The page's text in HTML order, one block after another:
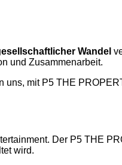
Wandel
und Zusammenarbeit.
uns, mit P5 THE
Der P5 THE
wird.